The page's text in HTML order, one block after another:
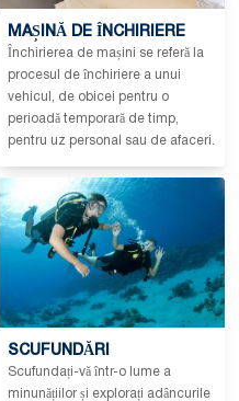
MAȘINĂ DE ÎNCHIRIERE
Închirierea de mașini se referă la
procesul de închiriere a unui
vehicul, de obicei pentru o
perioadă temporară de timp,
pentru uz personal sau de afaceri.
SCUFUNDĂRI
Scufundați-vă într-o lume a
minunățiilor și explorați adâncurile